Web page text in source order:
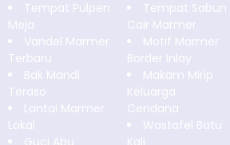
Tempat Pulpen
Meja
Vandel Marmer
Terbaru
Bak Mandi
Teraso
Lantai Marmer
Lokal
Tempat Sabun
Cair Marmer
Motif Marmer
Border Inlay
Makam Mirip
Keluarga
Cendana
Wastafel Batu